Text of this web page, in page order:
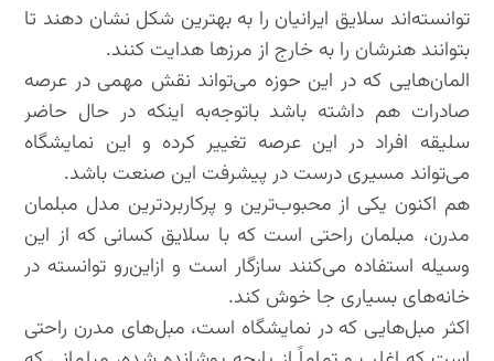
توانسته‌اند سلایق ایرانیان را به بهترین شکل نشان دهند تا
بتوانند هنرشان را به خارج از مرزها هدایت کنند.
المان‌هایی که در این حوزه می‌تواند نقش مهمی در عرصه
صادرات هم داشته باشد باتوجه‌به اینکه در حال حاضر
سلیقه افراد در این عرصه تغییر کرده و این نمایشگاه
می‌تواند مسیری درست در پیشرفت این صنعت باشد.
هم اکنون یکی از محبوب‌ترین و پرکاربردترین مدل مبلمان
مدرن، مبلمان راحتی است که با سلایق کسانی که از این
وسیله استفاده می‌کنند سازگار است و ازاین‌رو توانسته در
خانه‌های بسیاری جا خوش کند.
اکثر مبل‌هایی که در نمایشگاه است، مبل‌های مدرن راحتی